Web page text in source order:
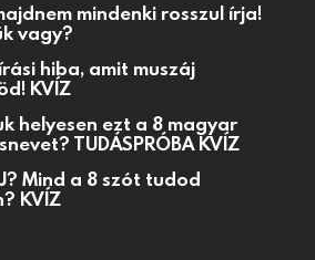
mindenki rosszul írja!
vagy?
hiba, amit muszáj
KVÍZ
helyesen ezt a 8 magyar
TUDÁSPRÓBA KVÍZ
Mind a 8 szót tudod
KVÍZ